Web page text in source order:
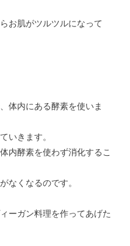
お肌がツルツルになって
体内にある酵素を使いま
いきます。
内酵素を使わず消化するこ
なくなるのです。
ーガン料理を作ってあげた